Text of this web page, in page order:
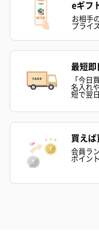
ハンドクリーム3本セッ
ト【ありがとう】
（1,100円）
リラックスグッズ
リラックスグッズを
eギフ
お相手
プライ
最短
「今日
名入れ
短で翌
買え
会員ラ
ポイン